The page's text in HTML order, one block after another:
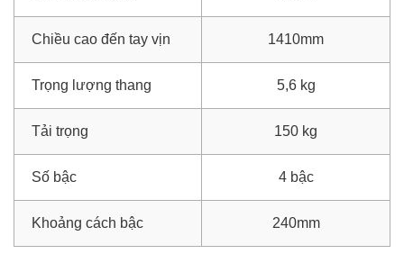
Chiều cao đến tay vịn 1410mm
Trọng lượng thang 5,6 kg
Tải trọng 150 kg
Số bậc 4 bậc
Khoảng cách bậc 240mm